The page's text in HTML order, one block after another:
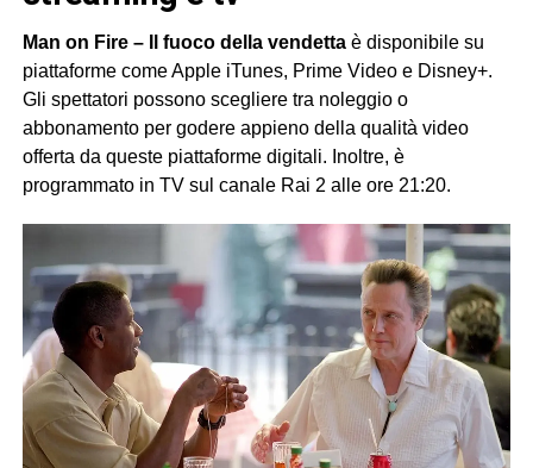
Man on Fire – Il fuoco della vendettaè disponibile su
piattaforme come Apple iTunes, Prime Video e Disney+.
Gli spettatori possono scegliere tra noleggio o
abbonamento per godere appieno della qualità video
offerta da queste piattaforme digitali. Inoltre, è
programmato in TV sul canale Rai 2 alle ore 21:20.